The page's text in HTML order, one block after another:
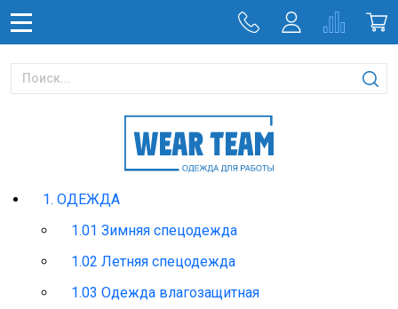
1. ОДЕЖДА
1.01 Зимняя спецодежда
1.02 Летняя спецодежда
1.03 Одежда влагозащитная